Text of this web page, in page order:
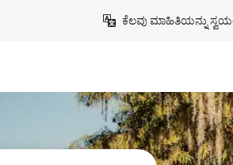
ಕೆಲವು ಮಾಹಿತಿಯನ್ನು